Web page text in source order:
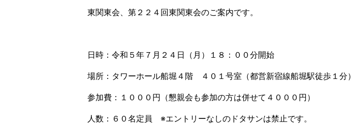
東関東会、第２２４回東関東会のご案内です。
日時：令和５年７月２４日（月）１８：００分開始
場所：タワーホール船堀４階 ４０１号室（都営新宿線船堀駅徒歩１分）
参加費：１０００円（懇親会も参加の方は併せて４０００円）
人数：６０名定員 ※エントリーなしのドタサンは禁止です。